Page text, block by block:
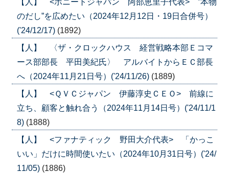
のだし”を広めたい（2024年12月12日・19日合併号）
('24/12/17) (1892)
【人】 〈ザ・クロックハウス 経営戦略本部Ｅコマ
ース部部長 平田美紀氏〉 アルバイトからＥＣ部長
へ（2024年11月21日号）('24/11/26) (1889)
【人】 <ＱＶＣジャパン 伊藤淳史ＣＥＯ> 前線に
立ち、顧客と触れ合う（2024年11月14日号）('24/11/1
8) (1888)
【人】 <ファナティック 野田大介代表> 「かっこ
いい」だけに時間使いたい（2024年10月31日号）('24/
11/05) (1886)